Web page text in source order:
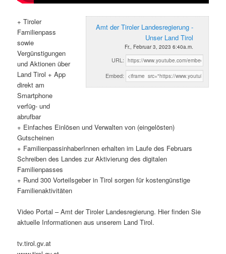
Amt der Tiroler Landesregierung -
Unser Land Tirol
Fr., Februar 3, 2023 6:40a.m.
URL:
Embed:
+ Tiroler
Familienpass
sowie
Vergünstigungen
und Aktionen über
Land Tirol + App
direkt am
Smartphone
verfüg- und
abrufbar
+ Einfaches Einlösen und Verwalten von (eingelösten)
Gutscheinen
+ FamilienpassinhaberInnen erhalten im Laufe des Februars
Schreiben des Landes zur Aktivierung des digitalen
Familienpasses
+ Rund 300 Vorteilsgeber in Tirol sorgen für kostengünstige
Familienaktivitäten
Video Portal – Amt der Tiroler Landesregierung. Hier finden Sie
aktuelle Informationen aus unserem Land Tirol.
tv.tirol.gv.at